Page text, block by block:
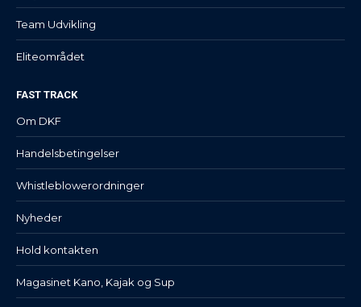
Team Udvikling
Eliteområdet
FAST TRACK
Om DKF
Handelsbetingelser
Whistleblowerordninger
Nyheder
Hold kontakten
Magasinet Kano, Kajak og Sup